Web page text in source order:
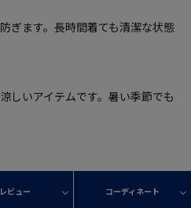
ぎます。長時間着ても清潔な状態
しいアイテムです。暑い季節でも
レビュー コーディネート